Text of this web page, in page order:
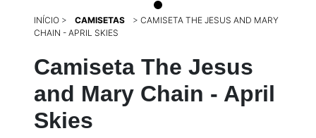
INÍCIO > CAMISETAS > CAMISETA THE JESUS AND MARY
CHAIN - APRIL SKIES
Camiseta The Jesus
and Mary Chain - April
Skies